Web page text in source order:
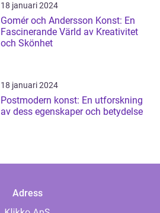
18 januari 2024
Gomér och Andersson Konst: En
Fascinerande Värld av Kreativitet
och Skönhet
18 januari 2024
Postmodern konst: En utforskning
av dess egenskaper och betydelse
Adress